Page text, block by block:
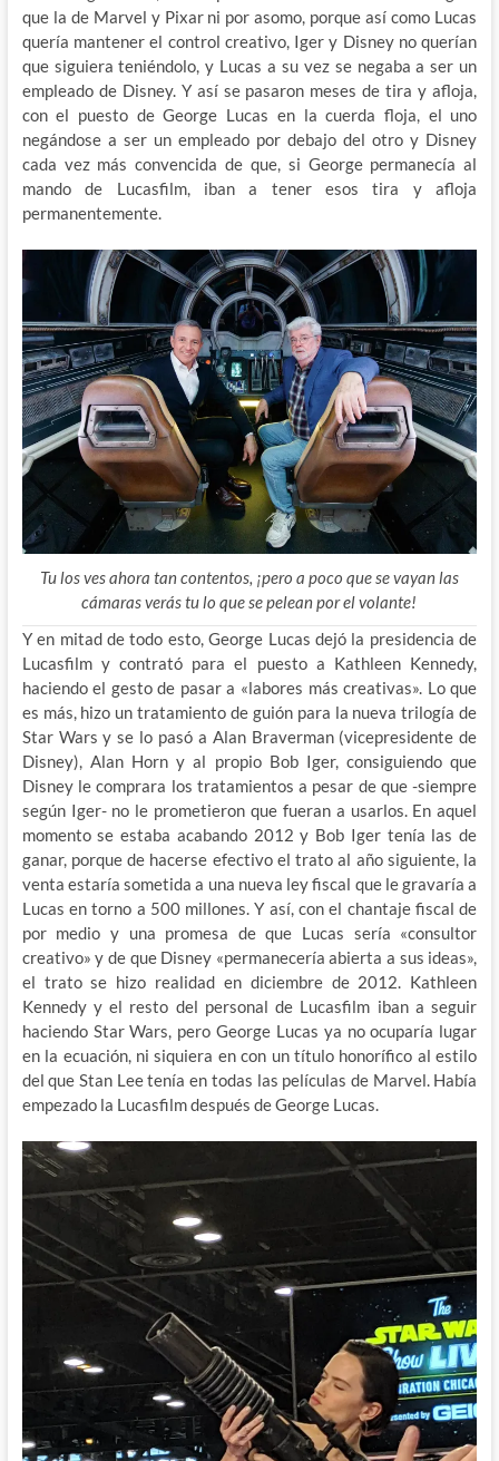
que la de Marvel y Pixar ni por asomo, porque así como Lucas
quería mantener el control creativo, Iger y Disney no querían
que siguiera teniéndolo, y Lucas a su vez se negaba a ser un
empleado de Disney. Y así se pasaron meses de tira y afloja,
con el puesto de George Lucas en la cuerda floja, el uno
negándose a ser un empleado por debajo del otro y Disney
cada vez más convencida de que, si George permanecía al
mando de Lucasfilm, iban a tener esos tira y afloja
permanentemente.
Tu los ves ahora tan contentos, ¡pero a poco que se vayan las
cámaras verás tu lo que se pelean por el volante!
Y en mitad de todo esto, George Lucas dejó la presidencia de
Lucasfilm y contrató para el puesto a Kathleen Kennedy,
haciendo el gesto de pasar a «labores más creativas». Lo que
es más, hizo un tratamiento de guión para la nueva trilogía de
Star Wars y se lo pasó a Alan Braverman (vicepresidente de
Disney), Alan Horn y al propio Bob Iger, consiguiendo que
Disney le comprara los tratamientos a pesar de que -siempre
según Iger- no le prometieron que fueran a usarlos. En aquel
momento se estaba acabando 2012 y Bob Iger tenía las de
ganar, porque de hacerse efectivo el trato al año siguiente, la
venta estaría sometida a una nueva ley fiscal que le gravaría a
Lucas en torno a 500 millones. Y así, con el chantaje fiscal de
por medio y una promesa de que Lucas sería «consultor
creativo» y de que Disney «permanecería abierta a sus ideas»,
el trato se hizo realidad en diciembre de 2012. Kathleen
Kennedy y el resto del personal de Lucasfilm iban a seguir
haciendo Star Wars, pero George Lucas ya no ocuparía lugar
en la ecuación, ni siquiera en con un título honorífico al estilo
del que Stan Lee tenía en todas las películas de Marvel. Había
empezado la Lucasfilm después de George Lucas.